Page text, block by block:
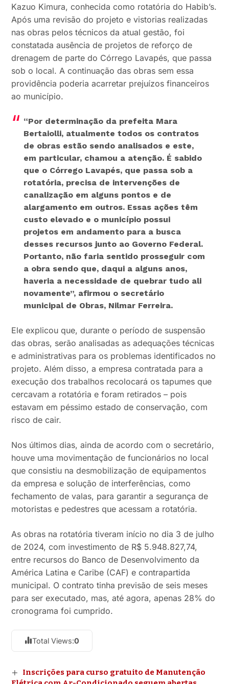
Kazuo Kimura, conhecida como rotatória do Habib’s.
Após uma revisão do projeto e vistorias realizadas
nas obras pelos técnicos da atual gestão, foi
constatada ausência de projetos de reforço de
drenagem de parte do Córrego Lavapés, que passa
sob o local. A continuação das obras sem essa
providência poderia acarretar prejuízos financeiros
ao município.
“Por determinação da prefeita Mara
Bertaiolli, atualmente todos os contratos
de obras estão sendo analisados e este,
em particular, chamou a atenção. É sabido
que o Córrego Lavapés, que passa sob a
rotatória, precisa de intervenções de
canalização em alguns pontos e de
alargamento em outros. Essas ações têm
custo elevado e o município possui
projetos em andamento para a busca
desses recursos junto ao Governo Federal.
Portanto, não faria sentido prosseguir com
a obra sendo que, daqui a alguns anos,
haveria a necessidade de quebrar tudo ali
novamente”, afirmou o secretário
municipal de Obras, Nilmar Ferreira.
Ele explicou que, durante o período de suspensão
das obras, serão analisadas as adequações técnicas
e administrativas para os problemas identificados no
projeto. Além disso, a empresa contratada para a
execução dos trabalhos recolocará os tapumes que
cercavam a rotatória e foram retirados – pois
estavam em péssimo estado de conservação, com
risco de cair.
Nos últimos dias, ainda de acordo com o secretário,
houve uma movimentação de funcionários no local
que consistiu na desmobilização de equipamentos
da empresa e solução de interferências, como
fechamento de valas, para garantir a segurança de
motoristas e pedestres que acessam a rotatória.
As obras na rotatória tiveram início no dia 3 de julho
de 2024, com investimento de R$ 5.948.827,74,
entre recursos do Banco de Desenvolvimento da
América Latina e Caribe (CAF) e contrapartida
municipal. O contrato tinha previsão de seis meses
para ser executado, mas, até agora, apenas 28% do
cronograma foi cumprido.
Total Views:0
Inscrições para curso gratuito de Manutenção